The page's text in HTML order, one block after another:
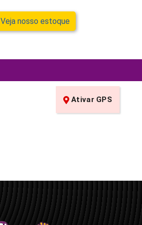
Veja nosso estoque
Ativar GPS